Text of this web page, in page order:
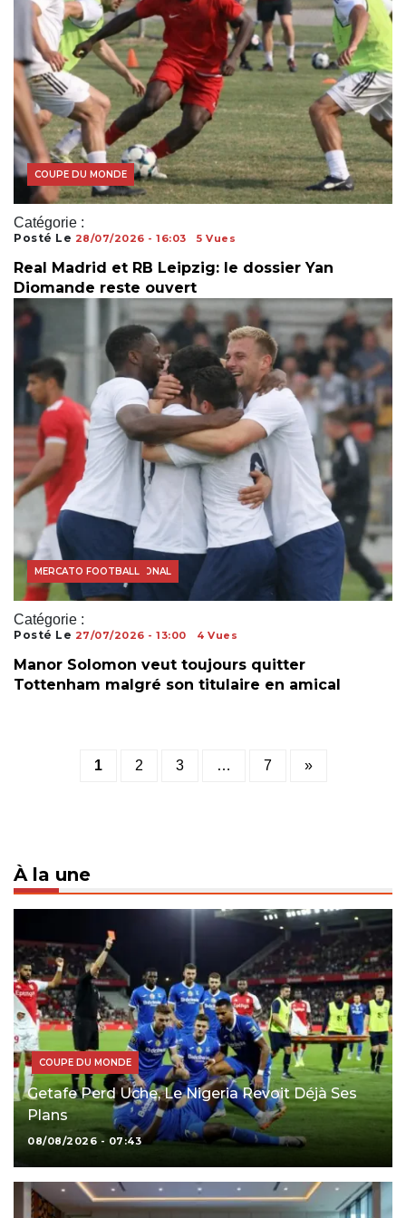
Catégorie :
COUPE DU MONDE
Posté Le 28/07/2026 - 16:03 5 Vues
Real Madrid et RB Leipzig: le dossier Yan
Diomande reste ouvert
Catégorie :
FOOTBALL INTERNATIONAL
MERCATO FOOTBALL
Posté Le 27/07/2026 - 13:00 4 Vues
Manor Solomon veut toujours quitter
Tottenham malgré son titulaire en amical
Posts
1 2 3 … 7 »
À la une
COUPE DU MONDE
Getafe Perd Uche, Le Nigeria Revoit Déjà Ses
Plans
08/08/2026 - 07:43